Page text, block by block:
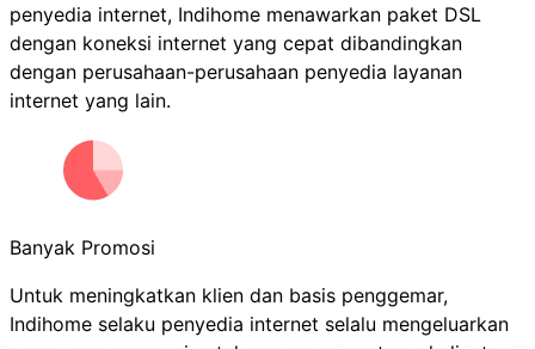
penyedia internet, Indihome menawarkan paket DSL
dengan koneksi internet yang cepat dibandingkan
dengan perusahaan-perusahaan penyedia layanan
internet yang lain.
Banyak Promosi
Untuk meningkatkan klien dan basis penggemar,
Indihome selaku penyedia internet selalu mengeluarkan